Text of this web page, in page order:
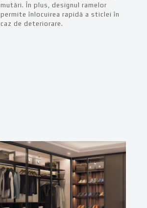
mutări. În plus, designul ramelor
permite înlocuirea rapidă a sticlei în
caz de deteriorare.